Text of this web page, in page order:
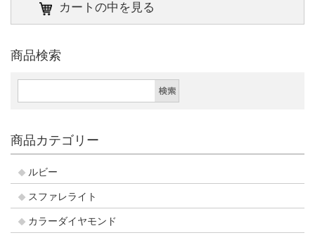
カートの中を見る
商品検索
商品カテゴリー
ルビー
スファレライト
カラーダイヤモンド